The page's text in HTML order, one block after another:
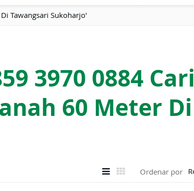
Tawangsari Sukoharjo'
3970 0884 Cari
60 Meter Di
Ver
ListaGradeOrdenar por